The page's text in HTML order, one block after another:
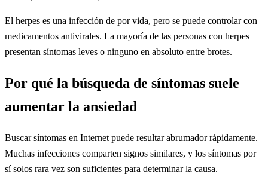
El herpes es una infección de por vida, pero se puede controlar con
medicamentos antivirales. La mayoría de las personas con herpes
presentan síntomas leves o ninguno en absoluto entre brotes.
Por qué la búsqueda de síntomas suele
aumentar la ansiedad
Buscar síntomas en Internet puede resultar abrumador rápidamente.
Muchas infecciones comparten signos similares, y los síntomas por
sí solos rara vez son suficientes para determinar la causa.